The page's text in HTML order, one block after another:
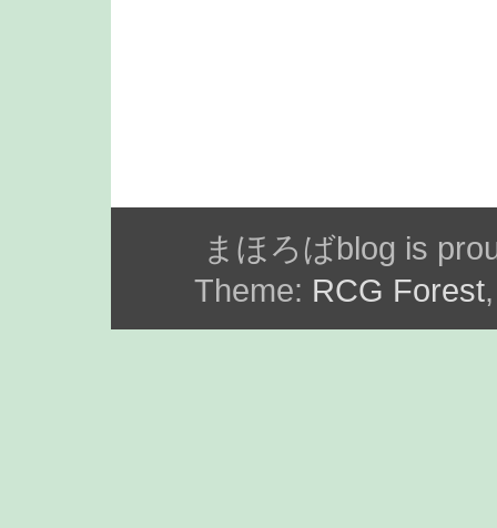
まほろばblog is
Theme: RCG Forest